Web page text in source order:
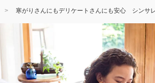
寒がりさんにもデリケートさんにも安心 シンサ